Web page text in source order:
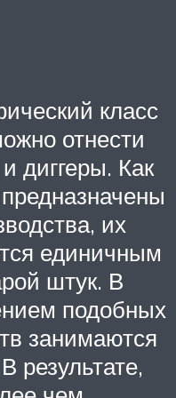
класс
отнести
диггеры. Как
их
единичным
штук. В
подобных
занимаются
результате,